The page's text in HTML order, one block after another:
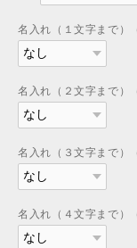
名入れ（１文字まで）
名入れ（２文字まで）
名入れ（３文字まで）
名入れ（４文字まで）